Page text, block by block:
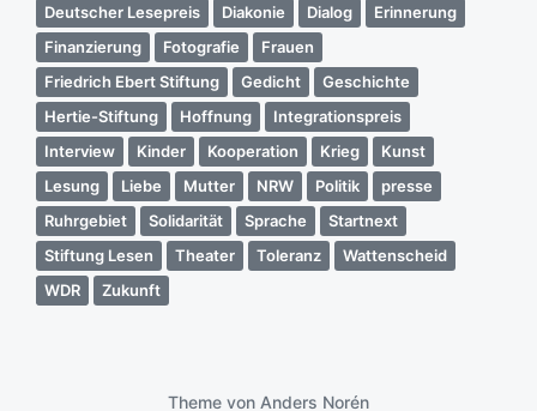
Deutscher Lesepreis
Diakonie Dialog
Erinnerung
Finanzierung
Fotografie
Frauen
Friedrich Ebert Stiftung
Gedicht
Geschichte
Hertie-Stiftung
Hoffnung
Integrationspreis
Interview
Kinder Kooperation Krieg
Kunst
Lesung
Liebe Mutter NRW Politik
presse
Ruhrgebiet
Solidarität Sprache
Startnext
Stiftung Lesen
Theater Toleranz
Wattenscheid
WDR
Zukunft
Theme von Anders Norén